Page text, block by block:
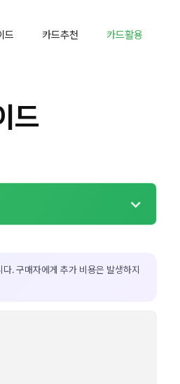
드 카드추천 카드활용
드
. 구매자에게 추가 비용은 발생하지